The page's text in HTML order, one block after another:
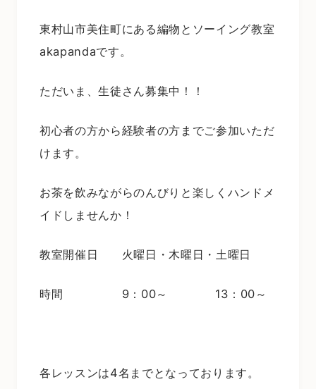
東村山市美住町にある編物とソーイング教室
akapandaです。
ただいま、生徒さん募集中！！
初心者の方から経験者の方までご参加いただ
けます。
お茶を飲みながらのんびりと楽しくハンドメ
イドしませんか！
教室開催日 火曜日・木曜日・土曜日
時間 9：00～ 13：00～
各レッスンは4名までとなっております。